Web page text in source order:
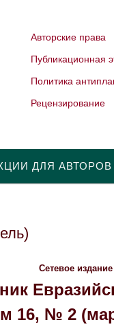
Авторские права
Публикационная
Политика
Рецензирование
ДЛЯ АВТОРОВ
Сетевое издание
16, № 2